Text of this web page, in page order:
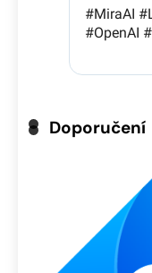
Doporučení